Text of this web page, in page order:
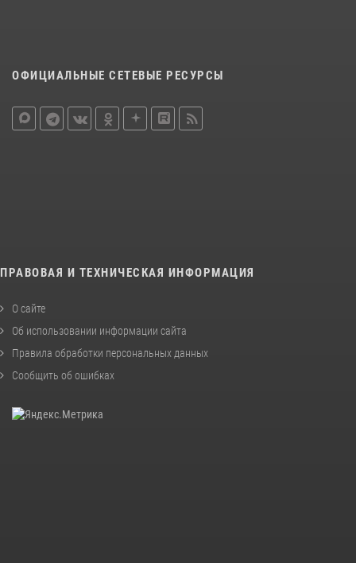
ОФИЦИАЛЬНЫЕ СЕТЕВЫЕ РЕСУРСЫ
ПРАВОВАЯ И ТЕХНИЧЕСКАЯ ИНФОРМАЦИЯ
О сайте
Об использовании информации сайта
Правила обработки персональных данных
Сообщить об ошибках